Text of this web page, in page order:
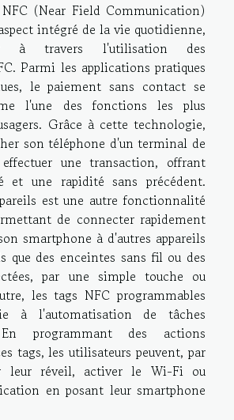
(Near Field Communication)
intégré de la vie quotidienne,
à travers l'utilisation des
Parmi les applications pratiques
le paiement sans contact se
l'une des fonctions les plus
Grâce à cette technologie,
son téléphone d'un terminal de
une transaction, offrant
et une rapidité sans précédent.
est une autre fonctionnalité
de connecter rapidement
smartphone à d'autres appareils
que des enceintes sans fil ou des
par une simple touche ou
les tags NFC programmables
à l'automatisation de tâches
En programmant des actions
tags, les utilisateurs peuvent, par
leur réveil, activer le Wi-Fi ou
en posant leur smartphone